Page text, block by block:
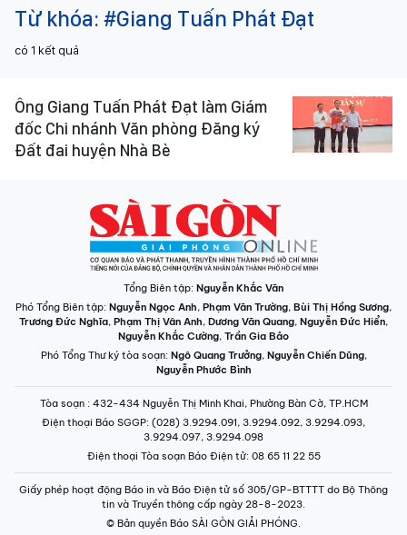
Từ khóa: #Giang Tuấn Phát Đạt
có 1 kết quả
Ông Giang Tuấn Phát Đạt làm Giám
đốc Chi nhánh Văn phòng Đăng ký
Đất đai huyện Nhà Bè
Tổng Biên tập: Nguyễn Khắc Văn
Phó Tổng Biên tập: Nguyễn Ngọc Anh, Phạm Văn Trường, Bùi Thị Hồng Sương,
Trương Đức Nghĩa, Phạm Thị Vân Anh, Dương Văn Quang, Nguyễn Đức Hiển,
Nguyễn Khắc Cường, Trần Gia Bảo
Phó Tổng Thư ký tòa soạn: Ngô Quang Trưởng, Nguyễn Chiến Dũng,
Nguyễn Phước Bình
Tòa soạn : 432-434 Nguyễn Thị Minh Khai, Phường Bàn Cờ, TP.HCM
Điện thoại Báo SGGP: (028) 3.9294.091, 3.9294.092, 3.9294.093,
3.9294.097, 3.9294.098
Điện thoại Tòa soạn Báo Điện tử: 08 65 11 22 55
Giấy phép hoạt động Báo in và Báo Điện tử số 305/GP-BTTTT do Bộ Thông
tin và Truyền thông cấp ngày 28-8-2023.
© Bản quyền Báo SÀI GÒN GIẢI PHÓNG.